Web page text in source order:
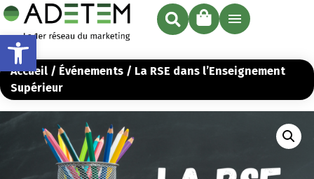
Ouvrir la barre d’outils
Accueil / Événements / La RSE dans l’Enseignement
Supérieur